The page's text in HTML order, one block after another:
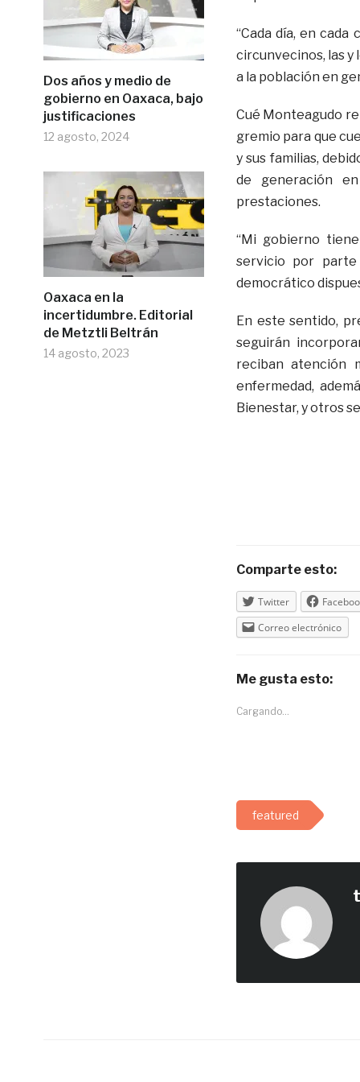
Dos años y medio de
gobierno en Oaxaca, bajo
justificaciones
12 agosto, 2024
Oaxaca en la
incertidumbre. Editorial
de Metztli Beltrán
14 agosto, 2023
“Cada día, en
circunvecinos, las
a la población en
Cué Monteagudo
gremio para que
y sus familias,
de generación
prestaciones.
“Mi gobierno
servicio por
democrático
En este sentido,
seguirán
reciban atención
enfermedad,
Bienestar, y otros
Comparte esto:
Twitter
Correo electrónico
Me gusta esto:
Cargando...
featured